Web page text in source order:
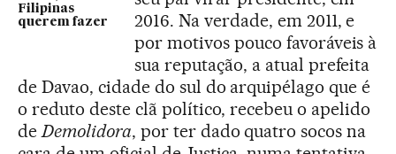
Filipinas
querem fazer
2016. Na verdade, em 2011, e
por motivos pouco favoráveis à
sua reputação, a atual prefeita
de Davao, cidade do sul do arquipélago que é
o reduto deste clã político, recebeu o apelido
deDemolidora, por ter dado quatro socos na